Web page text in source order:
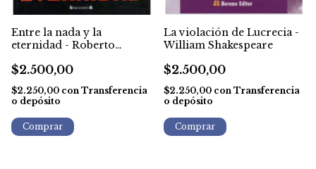
Entre la nada y la
eternidad - Roberto
$2.500,00
$2.250,00 con Transferencia
o depósito
La violación de Lucrecia -
William Shakespeare
$2.500,00
$2.250,00 con Transferencia
o depósito